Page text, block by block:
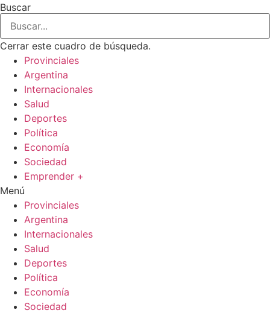
Buscar
Cerrar este cuadro de búsqueda.
Provinciales
Argentina
Internacionales
Salud
Deportes
Política
Economía
Sociedad
Emprender +
Menú
Provinciales
Argentina
Internacionales
Salud
Deportes
Política
Economía
Sociedad